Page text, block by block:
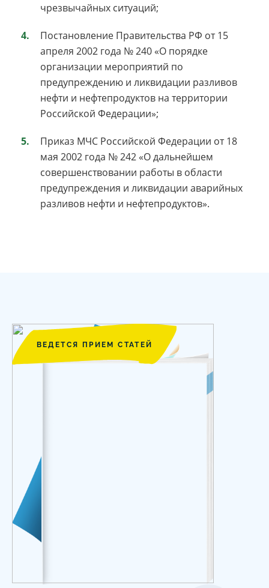
чрезвычайных ситуаций;
Постановление Правительства РФ от 15
апреля 2002 года № 240 «О порядке
организации мероприятий по
предупреждению и ликвидации разливов
нефти и нефтепродуктов на территории
Российской Федерации»;
Приказ МЧС Российской Федерации от 18
мая 2002 года № 242 «О дальнейшем
совершенствовании работы в области
предупреждения и ликвидации аварийных
разливов нефти и нефтепродуктов».
ВЕДЕТСЯ ПРИЕМ СТАТЕЙ